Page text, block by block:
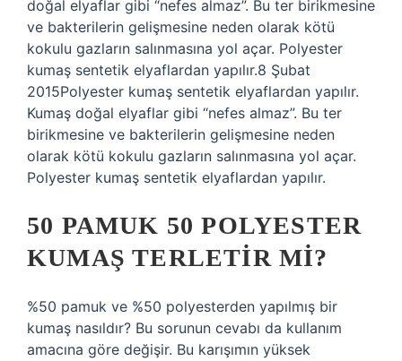
doğal elyaflar gibi “nefes almaz”. Bu ter birikmesine
ve bakterilerin gelişmesine neden olarak kötü
kokulu gazların salınmasına yol açar. Polyester
kumaş sentetik elyaflardan yapılır.8 Şubat
2015Polyester kumaş sentetik elyaflardan yapılır.
Kumaş doğal elyaflar gibi “nefes almaz”. Bu ter
birikmesine ve bakterilerin gelişmesine neden
olarak kötü kokulu gazların salınmasına yol açar.
Polyester kumaş sentetik elyaflardan yapılır.
50 PAMUK 50 POLYESTER
KUMAŞ TERLETIR MI?
%50 pamuk ve %50 polyesterden yapılmış bir
kumaş nasıldır? Bu sorunun cevabı da kullanım
amacına göre değişir. Bu karışımın yüksek